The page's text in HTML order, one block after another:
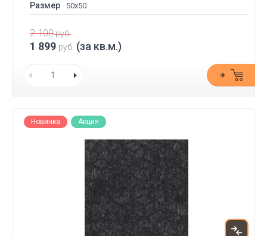
Размер 50x50
2 100руб.
1 899 руб. (за кв.м.)
Новинка Акция